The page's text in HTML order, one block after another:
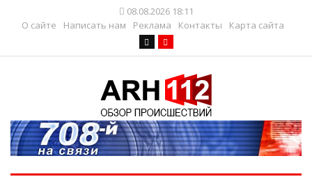
08.08.2026 18:11
О сайте
Написать нам Реклама Контакты Карта сайта